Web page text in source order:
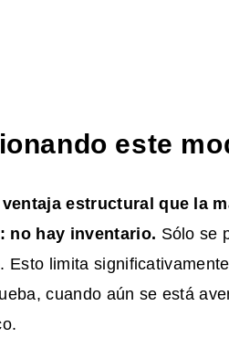
este
estructural que la
no hay inventario. Sólo se
Esto limita
cuando aún se está